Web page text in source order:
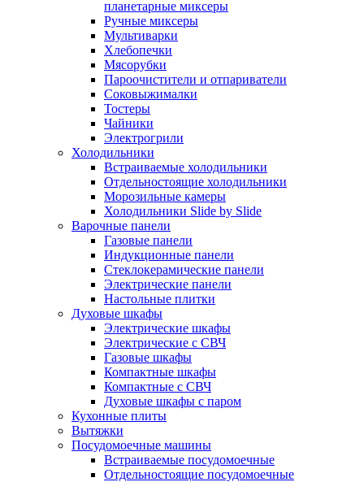
планетарные миксеры
Ручные миксеры
Мультиварки
Хлебопечки
Мясорубки
Пароочистители и отпариватели
Соковыжималки
Тостеры
Чайники
Электрогрили
Холодильники
Встраиваемые холодильники
Отдельностоящие холодильники
Морозильные камеры
Холодильники Slide by Slide
Варочные панели
Газовые панели
Индукционные панели
Стеклокерамические панели
Электрические панели
Настольные плитки
Духовые шкафы
Электрические шкафы
Электрические с СВЧ
Газовые шкафы
Компактные шкафы
Компактные с СВЧ
Духовые шкафы с паром
Кухонные плиты
Вытяжки
Посудомоечные машины
Встраиваемые посудомоечные
Отдельностоящие посудомоечные